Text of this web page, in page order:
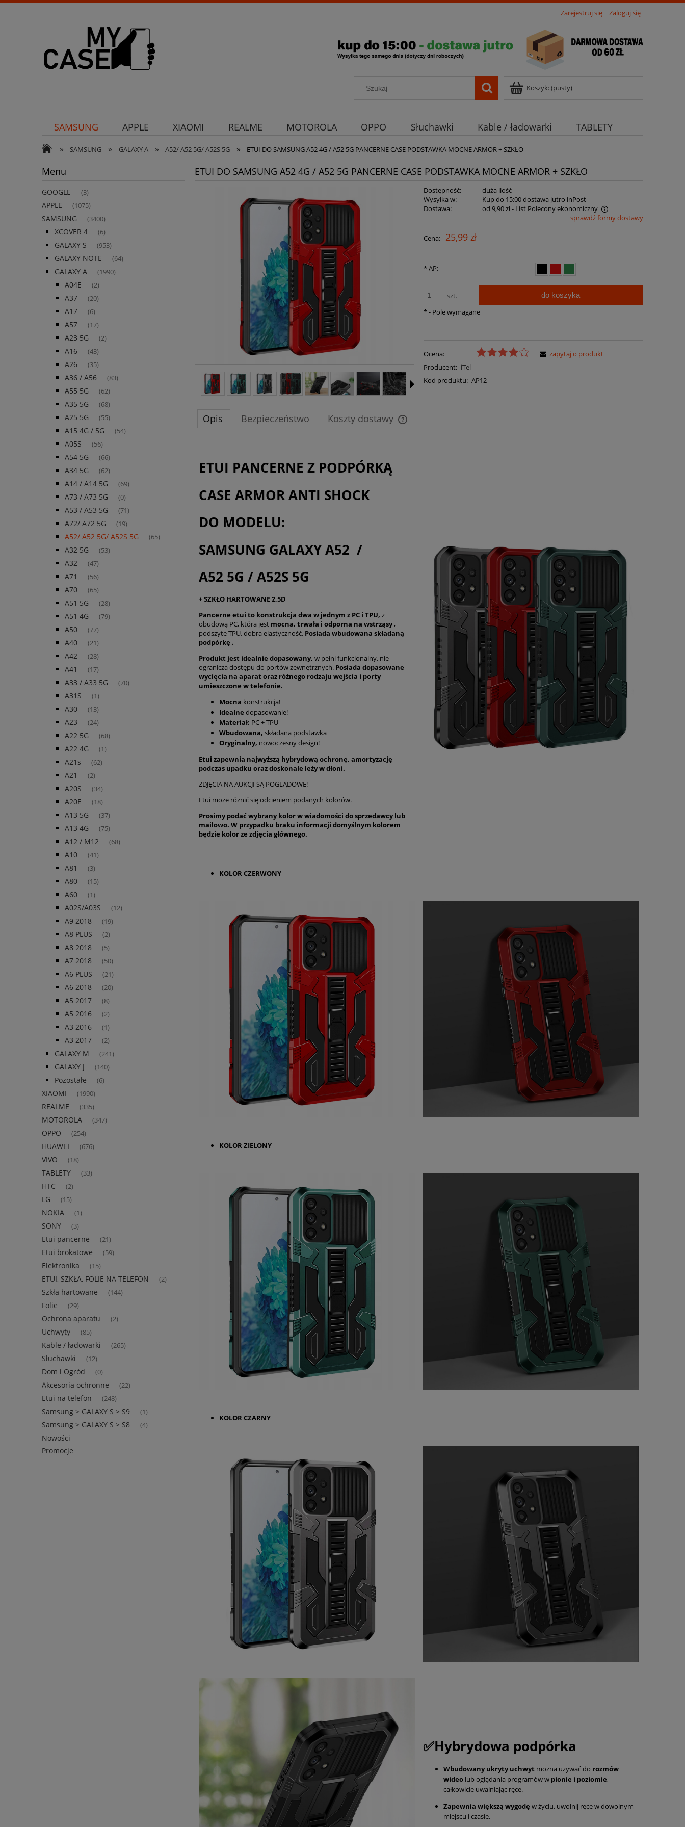
Zarejestruj się Zaloguj się
Koszyk:(pusty)
SAMSUNG APPLE XIAOMI REALME MOTOROLA OPPO Słuchawki Kable / ładowarki
TABLETY
Uchwyty
Ochrona aparatu Ochrona aparatu Strona główna
» SAMSUNG » GALAXY A » A52/ A52 5G/ A52S 5G » ETUI DO SAMSUNG A52 4G / A52 5G PANCERNE CASE PODSTAWKA MOCNE ARMOR + SZKŁO
Menu
GOOGLE (3)
APPLE (1075)
SAMSUNG (3400)
XCOVER 4 (6)
GALAXY S (953)
GALAXY NOTE (64)
GALAXY A (1990)
A04E (2)
A37 (20)
A17 (6)
A57 (17)
A23 5G (2)
A16 (43)
A26 (35)
A36 / A56 (83)
A55 5G (62)
A35 5G (68)
A25 5G (55)
A15 4G / 5G (54)
A05S (56)
A54 5G (66)
A34 5G (62)
A14 / A14 5G (69)
A73 / A73 5G (0)
A53 / A53 5G (71)
A72/ A72 5G (19)
A52/ A52 5G/ A52S 5G (65)
A32 5G (53)
A32 (47)
A71 (56)
A70 (65)
A51 5G (28)
A51 4G (79)
A50 (77)
A40 (21)
A42 (28)
A41 (17)
A33 / A33 5G (70)
A31S (1)
A30 (13)
A23 (24)
A22 5G (68)
A22 4G (1)
A21s (62)
A21 (2)
A20S (34)
A20E (18)
A13 5G (37)
A13 4G (75)
A12 / M12 (68)
A10 (41)
A81 (3)
A80 (15)
A60 (1)
A02S/A03S (12)
A9 2018 (19)
A8 PLUS (2)
A8 2018 (5)
A7 2018 (50)
A6 PLUS (21)
A6 2018 (20)
A5 2017 (8)
A5 2016 (2)
A3 2016 (1)
A3 2017 (2)
GALAXY M (241)
GALAXY J (140)
Pozostałe (6)
XIAOMI (1990)
REALME (335)
MOTOROLA (347)
OPPO (254)
HUAWEI (676)
VIVO (18)
TABLETY (33)
HTC (2)
LG (15)
NOKIA (1)
SONY (3)
Etui pancerne (21)
Etui brokatowe (59)
Elektronika (15)
ETUI, SZKŁA, FOLIE NA TELEFON (2)
Szkła hartowane (144)
Folie (29)
Ochrona aparatu (2)
Uchwyty (85)
Kable / ładowarki (265)
Słuchawki (12)
Dom i Ogród (0)
Akcesoria ochronne (22)
Etui na telefon (248)
Samsung > GALAXY S > S9 (1)
Samsung > GALAXY S > S8 (4)
Nowości
Promocje
ETUI DO SAMSUNG A52 4G / A52 5G PANCERNE CASE PODSTAWKA MOCNE ARMOR + SZKŁO
Dostępność:
duża ilość
Wysyłka w:
Kup do 15:00 dostawa jutro inPost
Dostawa:
od 9,90 zł- List Polecony ekonomiczny
płatności
sprawdź formy dostawy
Cena: 25,99 zł
*AP:
szt. do koszyka
*- Pole wymagane
Ocena:
Producent: iTel
Kod produktu: AP12
zapytaj o produkt
Opis Bezpieczeństwo Koszty dostawy
ETUI PANCERNE Z PODPÓRKĄ
CASE ARMOR ANTI SHOCK
DO MODELU:
SAMSUNG GALAXY A52 /
A52 5G / A52S 5G
+ SZKŁO HARTOWANE 2,5D
Pancerne etui to konstrukcja dwa w jednym z PC i TPU, z
obudową PC, która jest mocna, trwała i odporna na wstrząsy,
podszyte TPU, dobra elastyczność. Posiada wbudowana składaną
podpórkę .
Produkt jest idealnie dopasowany, w pełni funkcjonalny, nie
ogranicza dostępu do portów zewnętrznych. Posiada dopasowane
wycięcia na aparat oraz różnego rodzaju wejścia i porty
umieszczone w telefonie.
Mocna konstrukcja!
Idealne dopasowanie!
Materiał: PC + TPU
Wbudowana, składana podstawka
Oryginalny, nowoczesny design!
Etui zapewnia najwyższą hybrydową ochronę, amortyzację
podczas upadku orazdoskonale leży w dłoni.
ZDJĘCIA NA AUKCJI SĄ POGLĄDOWE!
Etui może różnić się odcieniem podanych kolorów.
Prosimy podać wybrany kolor w wiadomości do sprzedawcy lub
mailowo. W przypadku braku informacji domyślnym kolorem
będzie kolor ze zdjęcia głównego.
KOLOR CZERWONY
KOLOR ZIELONY
KOLOR CZARNY
✅Hybrydowa podpórka
Wbudowany ukryty uchwyt można używać do rozmów
wideo lub oglądania programów w pionie i poziomie,
całkowicie uwalniając ręce.
Zapewnia większą wygodę w życiu, uwolnij ręce w dowolnym
miejscu i czasie.